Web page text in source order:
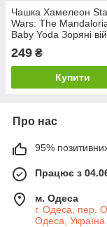
Чашка Хамелеон
Wars: The
Baby Yoda Зоряні
Йода ABC
249 ₴
Купити
Про нас
95% позитивних
Працює з
м. Одеса
г. Одеса, пер.
Одеса, Україна